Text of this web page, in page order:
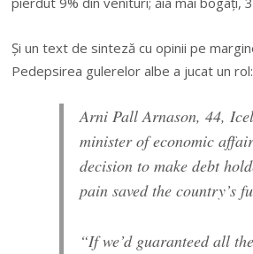
Şi un text de sinteză cu opinii pe
Pedepsirea gulerelor albe a jucat un rol:
Arni Pall Arnason, 44,
minister of economic
decision to make debt
pain saved the country’s
“If we’d guaranteed all